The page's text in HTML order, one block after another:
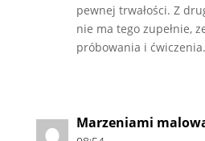
pewnej trwałości. Z
nie ma tego zupełnie,
próbowania i
Marzeniami